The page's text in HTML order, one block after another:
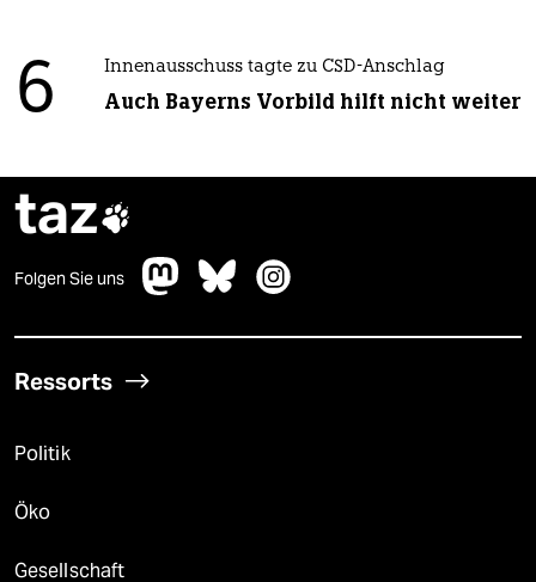
6 Innenausschuss tagte zu CSD-Anschlag
Auch Bayerns Vorbild hilft nicht weiter
taz
Folgen Sie uns
Ressorts
Politik
Öko
Gesellschaft